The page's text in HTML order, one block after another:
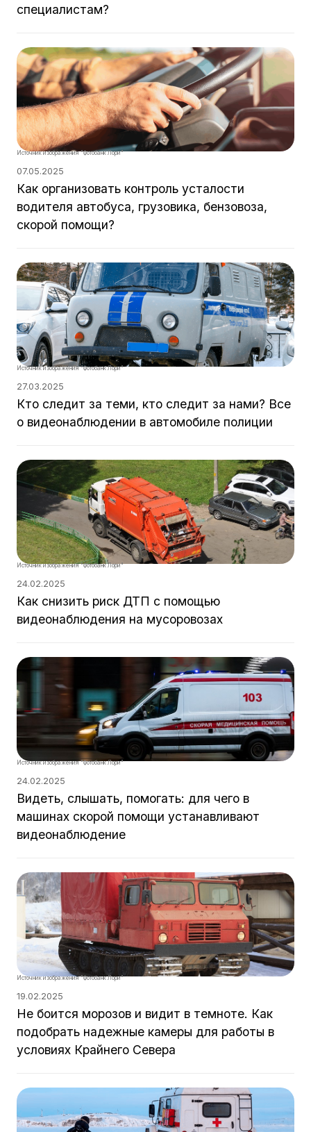
специалистам?
Источник изображения "Фотобанк Лори"
07.05.2025
Как организовать контроль усталости
водителя автобуса, грузовика, бензовоза,
скорой помощи?
Источник изображения "Фотобанк Лори"
27.03.2025
Кто следит за теми, кто следит за нами? Все
о видеонаблюдении в автомобиле полиции
Источник изображения "Фотобанк Лори"
24.02.2025
Как снизить риск ДТП с помощью
видеонаблюдения на мусоровозах
Источник изображения "Фотобанк Лори"
24.02.2025
Видеть, слышать, помогать: для чего в
машинах скорой помощи устанавливают
видеонаблюдение
Источник изображения "Фотобанк Лори"
19.02.2025
Не боится морозов и видит в темноте. Как
подобрать надежные камеры для работы в
условиях Крайнего Севера